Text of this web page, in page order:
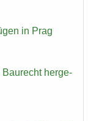
in Prag
Bau­recht her­ge­